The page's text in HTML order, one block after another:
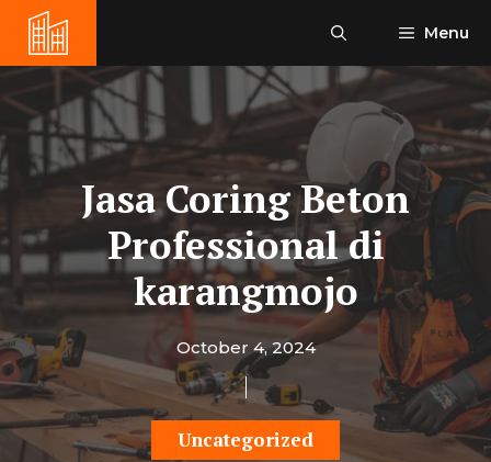
content
Menu
Jasa Coring Beton
Professional di
karangmojo
October 4, 2024
Uncategorized